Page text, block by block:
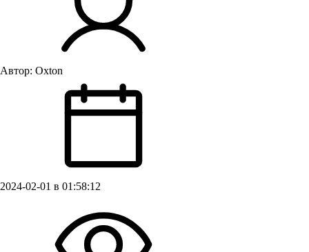
Автор: Oxton
2024-02-01 в 01:58:12